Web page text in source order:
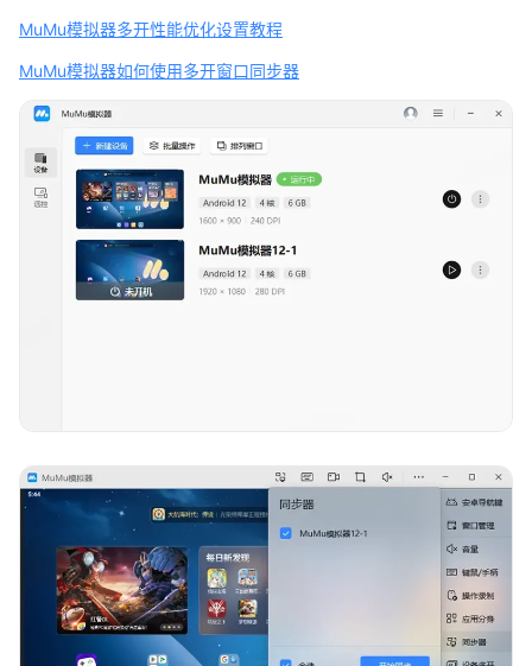
MuMu模拟器多开性能优化设置教程
MuMu模拟器如何使用多开窗口同步器